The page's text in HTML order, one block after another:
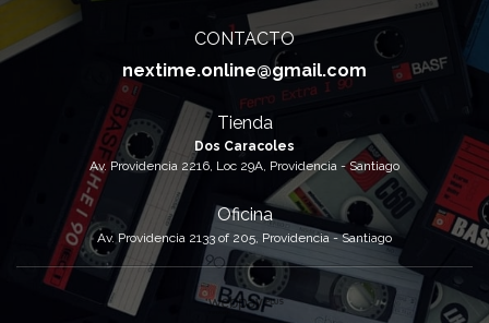
CONTACTO
nextime.online@gmail.com
Tienda
Dos Caracoles
Av. Providencia 2216, Loc 29A, Providencia - Santiago
Oficina
Av. Providencia 2133 of 205, Providencia - Santiago